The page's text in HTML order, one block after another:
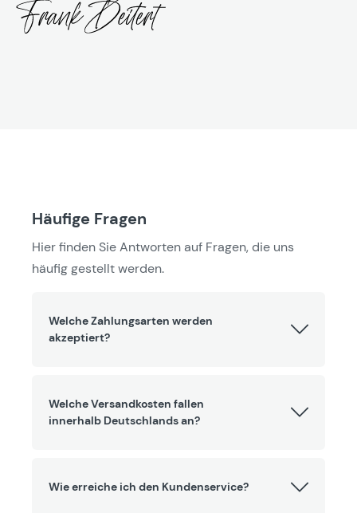
Häufige Fragen
Hier finden Sie Antworten auf Fragen, die uns
häufig gestellt werden.
Welche Zahlungsarten werden
akzeptiert?
Welche Versandkosten fallen
innerhalb Deutschlands an?
Wie erreiche ich den Kundenservice?